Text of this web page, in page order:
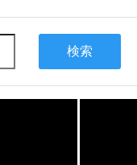
検索